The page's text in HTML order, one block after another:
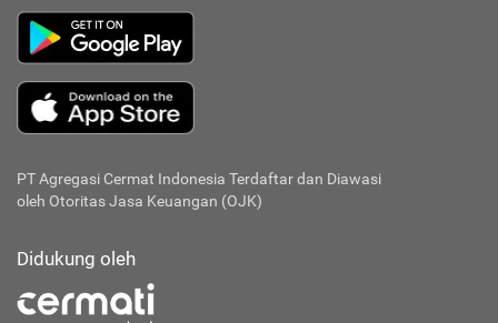
PT Agregasi Cermat Indonesia Terdaftar dan Diawasi
oleh Otoritas Jasa Keuangan (OJK)
Didukung oleh